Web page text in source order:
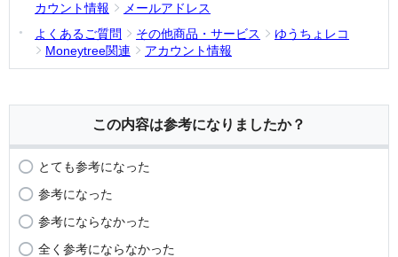
カウント情報
メールアドレス
よくあるご質問
その他商品・サービス
ゆうちょレコ
Moneytree関連
アカウント情報
この内容は参考になりましたか？
とても参考になった
参考になった
参考にならなかった
全く参考にならなかった